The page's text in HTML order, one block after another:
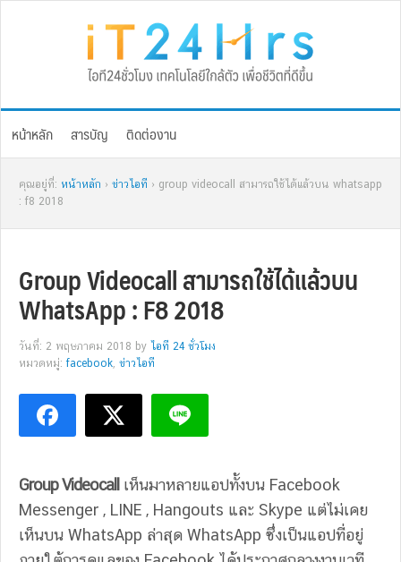
หน้าหลัก สารบัญ ติดต่องาน
คุณอยู่ที่: หน้าหลัก › ข่าวไอที › group videocall สามารถใช้ได้แล้วบน whatsapp
: f8 2018
Group Videocall สามารถใช้ได้แล้วบน
WhatsApp : F8 2018
วันที่: 2 พฤษภาคม 2018 by ไอที 24 ชั่วโมง
หมวดหมู่:facebook, ข่าวไอที
Group Videocall เห็นมาหลายแอปทั้งบน Facebook
Messenger , LINE , Hangouts และ Skype แต่ไม่เคย
เห็นบน WhatsApp ล่าสุด WhatsApp ซึ่งเป็นแอปที่อยู่